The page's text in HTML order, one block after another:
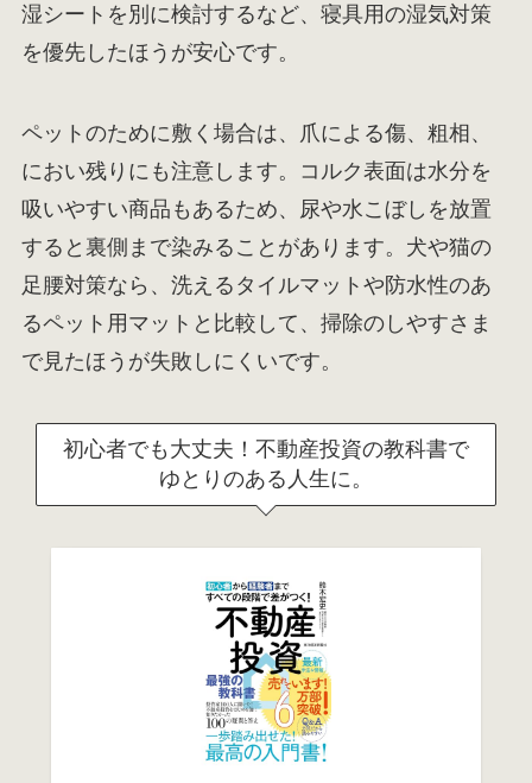
湿シートを別に検討するなど、寝具用の湿気対策
を優先したほうが安心です。
ペットのために敷く場合は、爪による傷、粗相、
におい残りにも注意します。コルク表面は水分を
吸いやすい商品もあるため、尿や水こぼしを放置
すると裏側まで染みることがあります。犬や猫の
足腰対策なら、洗えるタイルマットや防水性のあ
るペット用マットと比較して、掃除のしやすさま
で見たほうが失敗しにくいです。
初心者でも大丈夫！不動産投資の教科書で
ゆとりのある人生に。